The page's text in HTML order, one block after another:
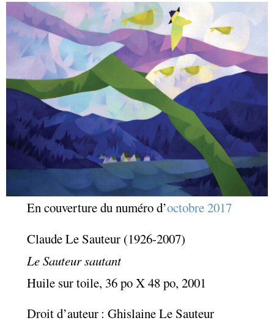
En couverture du numéro d’octobre 2017
Claude Le Sauteur (1926-2007)
Le Sauteur sautant
Huile sur toile, 36 po X 48 po, 2001
Droit d’auteur : Ghislaine Le Sauteur